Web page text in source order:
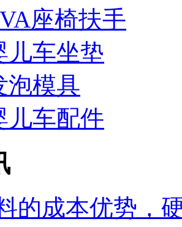
座椅扶手
儿车坐垫
泡模具
儿车配件
的成本优势，